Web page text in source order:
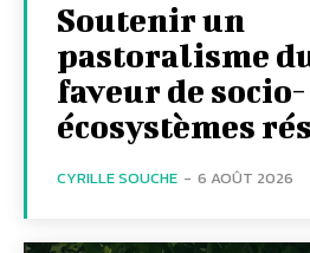
Soutenir un
pastoralisme
faveur de socio-
écosystèmes
CYRILLE SOUCHE - 6 AOÛT 2026